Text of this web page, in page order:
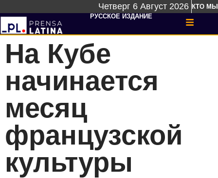
Четверг 6 Август 2026 КТО МЫ
РУССКОЕ ИЗДАНИЕ
На Кубе
начинается
месяц
французской
культуры